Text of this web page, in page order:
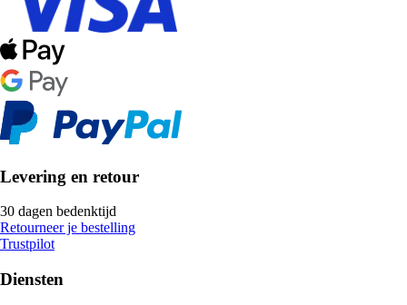
Levering en retour
30 dagen bedenktijd
Retourneer je bestelling
Trustpilot
Diensten